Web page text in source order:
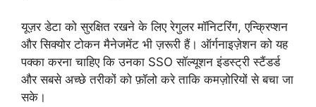
यूज़र डेटा को सुरक्षित रखने के लिए रेगुलर मॉनिटरिंग, एन्क्रिप्शन
और सिक्योर टोकन मैनेजमेंट भी ज़रूरी हैं। ऑर्गनाइज़ेशन को यह
पक्का करना चाहिए कि उनका SSO सॉल्यूशन इंडस्ट्री स्टैंडर्ड
और सबसे अच्छे तरीकों को फ़ॉलो करे ताकि कमज़ोरियों से बचा जा
सके।